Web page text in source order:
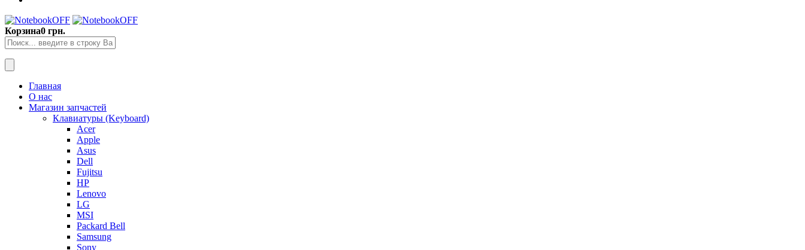
Корзина0 грн.
Главная
О нас
Магазин запчастей
Клавиатуры (Keyboard)
Acer
Apple
Asus
Dell
Fujitsu
HP
Lenovo
LG
MSI
Packard Bell
Samsung
Sony